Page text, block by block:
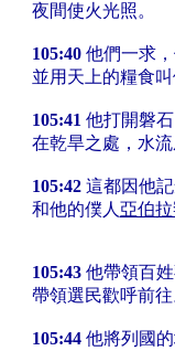
夜間使火光照。
105:40 他們一求
並用天上的糧食
105:41 他打開磐
在乾旱之處，水
105:42 這都因他
和他的僕人 亞伯
105:43 他帶領百
帶領選民歡呼前
105:44 他將列國